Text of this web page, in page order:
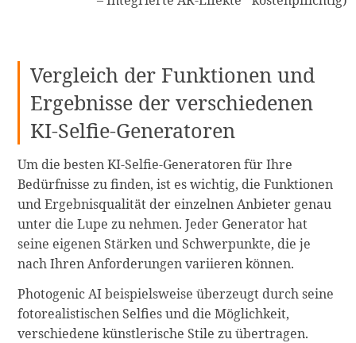
Vergleich der Funktionen und
Ergebnisse der verschiedenen
KI-Selfie-Generatoren
Um die besten KI-Selfie-Generatoren für Ihre
Bedürfnisse zu finden, ist es wichtig, die Funktionen
und Ergebnisqualität der einzelnen Anbieter genau
unter die Lupe zu nehmen. Jeder Generator hat
seine eigenen Stärken und Schwerpunkte, die je
nach Ihren Anforderungen variieren können.
Photogenic AI beispielsweise überzeugt durch seine
fotorealistischen Selfies und die Möglichkeit,
verschiedene künstlerische Stile zu übertragen.